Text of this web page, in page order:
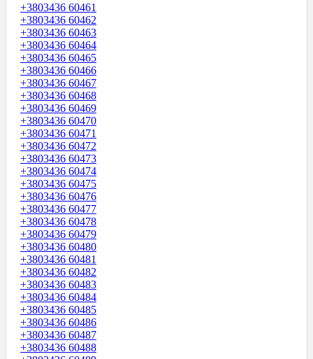
+3803436 60461
+3803436 60462
+3803436 60463
+3803436 60464
+3803436 60465
+3803436 60466
+3803436 60467
+3803436 60468
+3803436 60469
+3803436 60470
+3803436 60471
+3803436 60472
+3803436 60473
+3803436 60474
+3803436 60475
+3803436 60476
+3803436 60477
+3803436 60478
+3803436 60479
+3803436 60480
+3803436 60481
+3803436 60482
+3803436 60483
+3803436 60484
+3803436 60485
+3803436 60486
+3803436 60487
+3803436 60488